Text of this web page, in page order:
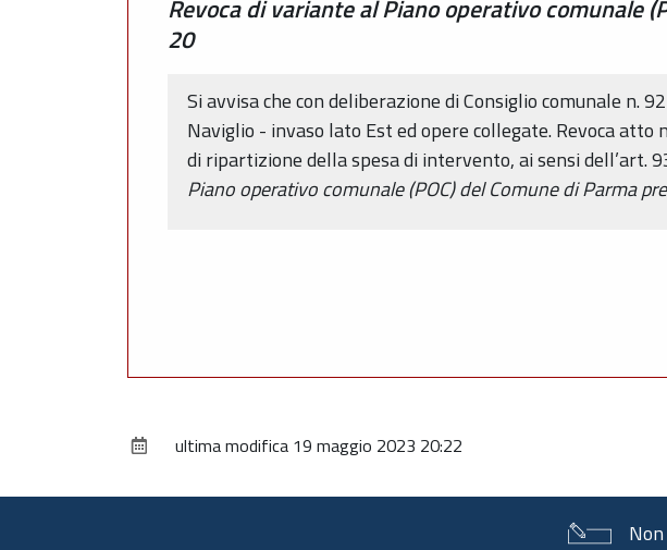
Revoca di variante al Piano operativo comunale
20
Si avvisa che con deliberazione di Consiglio comunale n.
Naviglio - invaso lato Est ed opere collegate. Revoca
di ripartizione della spesa di intervento, ai sensi dell’art.
Piano operativo comunale (POC) del Comune di Parma
ultima modifica 19 maggio 2023 20:22